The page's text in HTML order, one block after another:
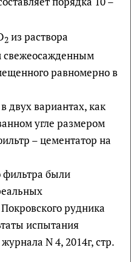
2из раствора
свежеосажденным
равномерно в
двух вариантах, как
угле размером
– цементатор на
были
рудника
испытания
N 4, 2014г, стр.